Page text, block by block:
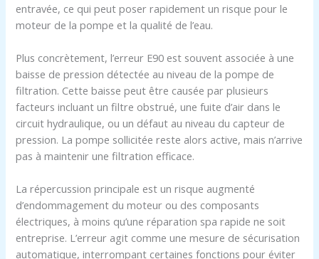
entravée, ce qui peut poser rapidement un risque pour le
moteur de la pompe et la qualité de l’eau.
Plus concrètement, l’erreur E90 est souvent associée à une
baisse de pression détectée au niveau de la pompe de
filtration. Cette baisse peut être causée par plusieurs
facteurs incluant un filtre obstrué, une fuite d’air dans le
circuit hydraulique, ou un défaut au niveau du capteur de
pression. La pompe sollicitée reste alors active, mais n’arrive
pas à maintenir une filtration efficace.
La répercussion principale est un risque augmenté
d’endommagement du moteur ou des composants
électriques, à moins qu’une réparation spa rapide ne soit
entreprise. L’erreur agit comme une mesure de sécurisation
automatique, interrompant certaines fonctions pour éviter